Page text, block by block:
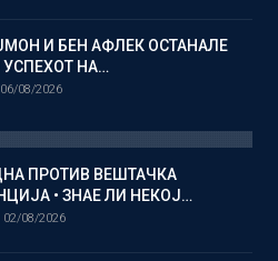
И БЕН АФЛЕК ОСТАНАЛЕ
НА…
06/08/2026
ПРОТИВ ВЕШТАЧКА
• ЗНАЕ ЛИ НЕКОЈ…
02/08/2026